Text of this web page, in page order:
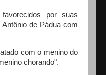
por suas
de Pádua com
com o menino do
chorando".